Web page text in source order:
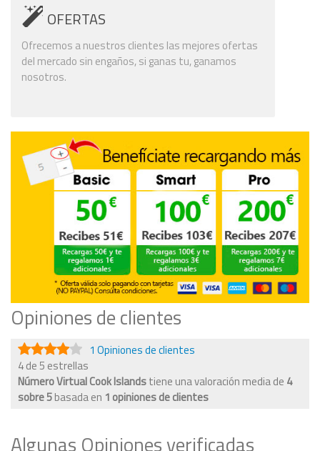
OFERTAS
Ofrecemos a nuestros clientes las mejores ofertas
del mercado sin engaños, si ganas tu, ganamos
nosotros.
Opiniones de clientes
1 Opiniones de clientes
4 de 5 estrellas
Número Virtual Cook Islandstiene una valoración media de 4
sobre5basada en 1 opiniones de clientes
Algunas Opiniones verificadas